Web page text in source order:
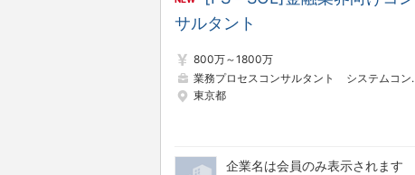
サルタント
800万～1800万
業務プロセスコンサルタント
システムコンサルタント
東京都
企業名は会員のみ表示されます